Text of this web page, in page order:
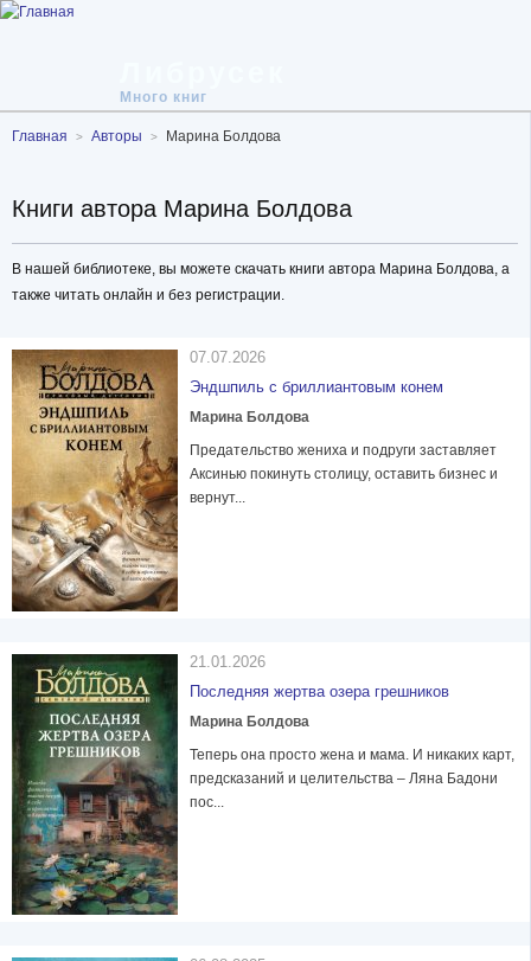
Много книг
Главная Авторы Марина Болдова
Книги автора Марина Болдова
В нашей библиотеке, вы можете скачать книги автора Марина Болдова, а
также читать онлайн и без регистрации.
07.07.2026
Эндшпиль с бриллиантовым конем
Марина Болдова
Предательство жениха и подруги заставляет
Аксинью покинуть столицу, оставить бизнес и
вернут...
21.01.2026
Последняя жертва озера грешников
Марина Болдова
Теперь она просто жена и мама. И никаких карт,
предсказаний и целительства – Ляна Бадони
пос...